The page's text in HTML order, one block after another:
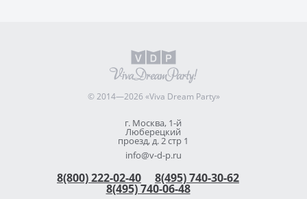
© 2014—2026 «Viva Dream Party»
г. Москва, 1-й
Люберецкий
проезд, д. 2 стр 1
info@v-d-p.ru
8(800) 222-02-40 8(495) 740-30-62
8(495) 740-06-48